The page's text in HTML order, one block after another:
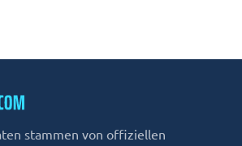
stammen von offiziellen